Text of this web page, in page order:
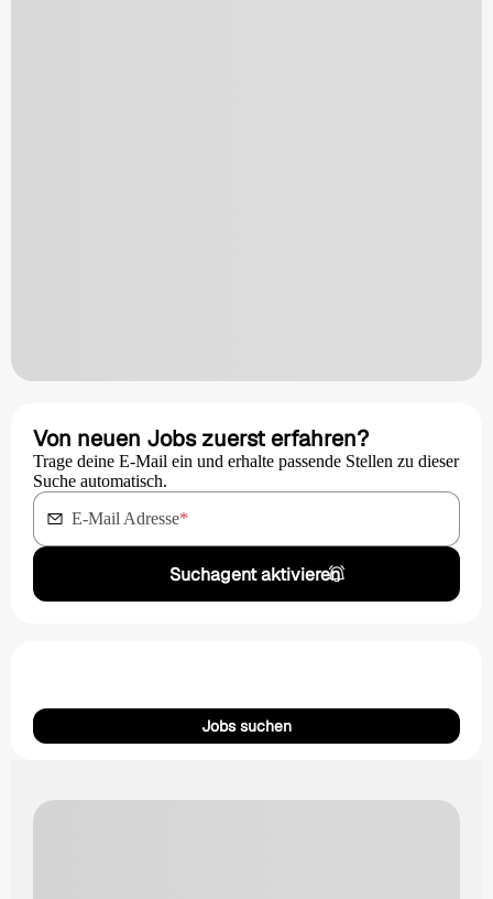
Von neuen Jobs zuerst erfahren?
Trage deine E-Mail ein und erhalte passende Stellen zu dieser
Suche automatisch.
E-Mail Adresse*
Suchagent aktivieren
Jobs suchen